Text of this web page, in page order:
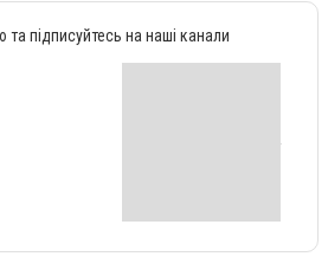
та підписуйтесь на наші канали